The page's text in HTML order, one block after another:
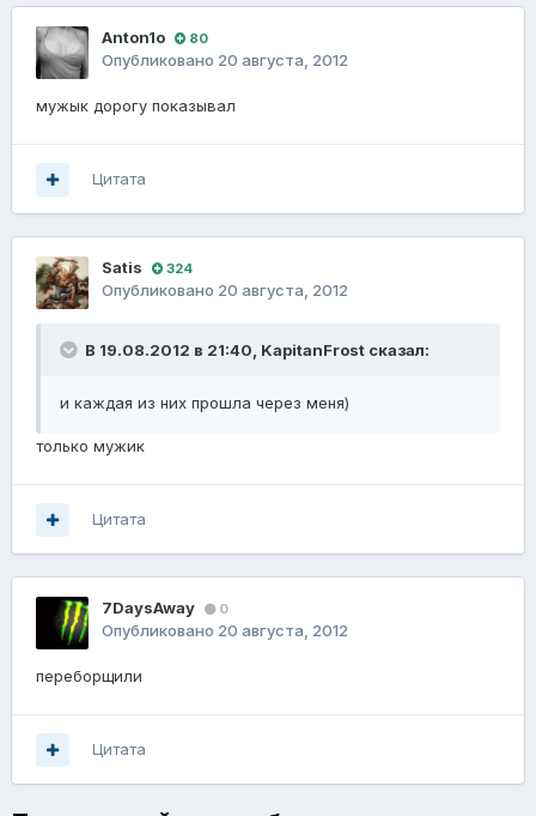
Anton1o 80
Опубликовано 20 августа, 2012
мужык дорогу показывал
Цитата
Satis 324
Опубликовано 20 августа, 2012
В 19.08.2012 в 21:40, KapitanFrost сказал:
и каждая из них прошла через меня)
только мужик
Цитата
7DaysAway 0
Опубликовано 20 августа, 2012
переборщили
Цитата